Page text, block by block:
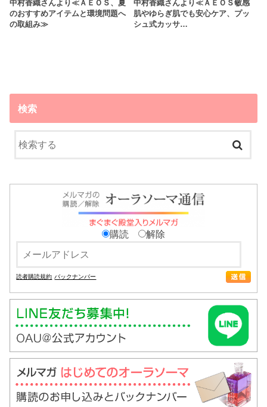
中村香織さんより≪ＡＥＯＳ、夏
のおすすめアイテムと環境問題へ
の取組み≫
中村香織さんより≪ＡＥＯＳ敏感
肌やゆらぎ肌でも安心ケア、プッ
シュ式カッサ…
検索
購読 解除
読者購読規約 バックナンバー